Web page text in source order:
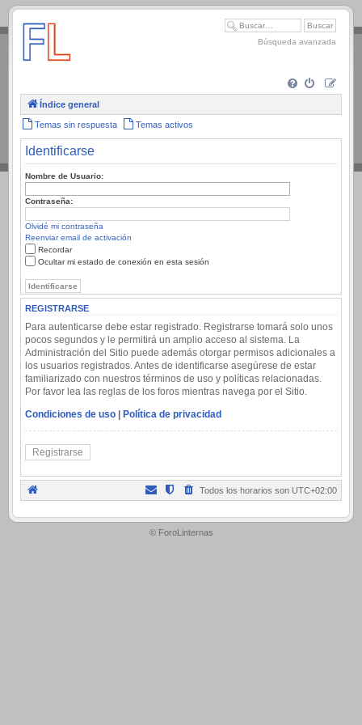
.
Búsqueda avanzada
Índice general
Temas sin respuesta Temas activos
Identificarse
Nombre de Usuario:
Contraseña:
Olvidé mi contraseña
Reenviar email de activación
Recordar
Ocultar mi estado de conexión en esta sesión
REGISTRARSE
Para autenticarse debe estar registrado. Registrarse tomará solo unos
pocos segundos y le permitirá un amplio acceso al sistema. La
Administración del Sitio puede además otorgar permisos adicionales a
los usuarios registrados. Antes de identificarse asegúrese de estar
familiarizado con nuestros términos de uso y políticas relacionadas.
Por favor lea las reglas de los foros mientras navega por el Sitio.
Condiciones de uso | Política de privacidad
Registrarse
Todos los horarios son UTC+02:00
.
© ForoLinternas